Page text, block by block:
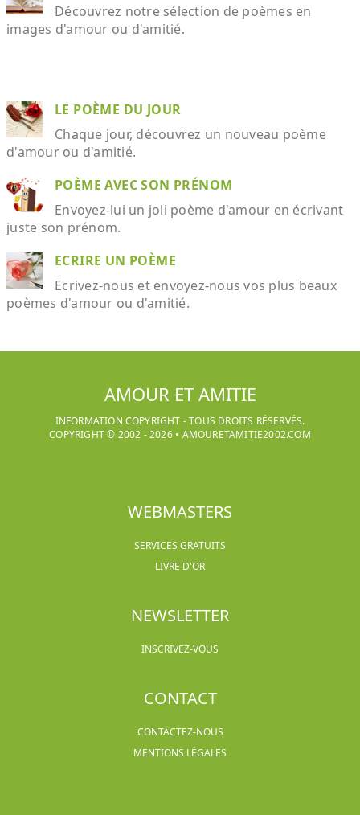
Découvrez notre sélection de poèmes en
images d'amour ou d'amitié.
LE POÈME DU JOUR
Chaque jour, découvrez un nouveau poème
d'amour ou d'amitié.
POÈME AVEC SON PRÉNOM
Envoyez-lui un joli poème d'amour en écrivant
juste son prénom.
ECRIRE UN POÈME
Ecrivez-nous et envoyez-nous vos plus beaux
poèmes d'amour ou d'amitié.
AMOUR ET AMITIE
INFORMATION COPYRIGHT - TOUS DROITS RÉSERVÉS.
COPYRIGHT © 2002 -2026• AMOURETAMITIE2002.COM
WEBMASTERS
SERVICES GRATUITS
LIVRE D'OR
NEWSLETTER
INSCRIVEZ-VOUS
CONTACT
CONTACTEZ-NOUS
MENTIONS LÉGALES